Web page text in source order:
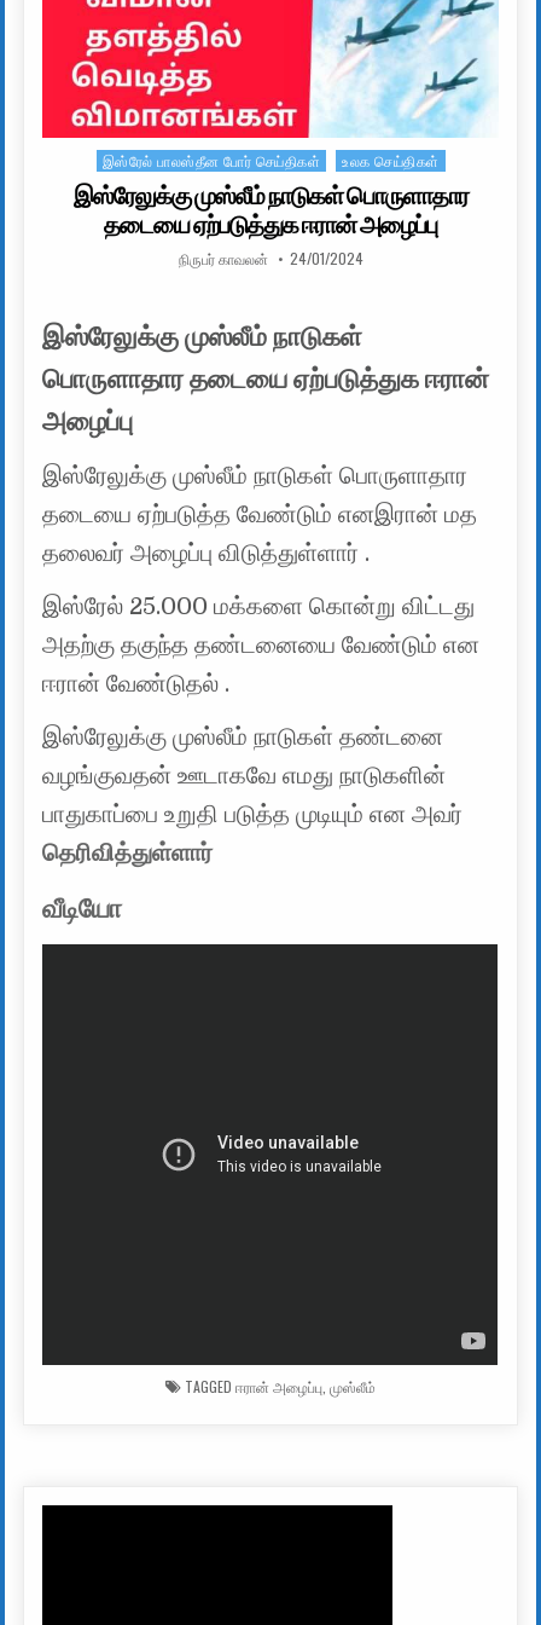
Posted in
இஸ்ரேல் பாலஸ்தீன போர் செய்திகள் உலக செய்திகள்
இஸ்ரேலுக்கு முஸ்லீம் நாடுகள் பொருளாதார
தடையை ஏற்படுத்துக ஈரான் அழைப்பு
AUTHOR:
நிருபர் காவலன் PUBLISHED DATE:
24/01/2024
இஸ்ரேலுக்கு முஸ்லீம் நாடுகள்
பொருளாதார தடையை ஏற்படுத்துக ஈரான்
அழைப்பு
இஸ்ரேலுக்கு முஸ்லீம் நாடுகள் பொருளாதார
தடையை ஏற்படுத்த வேண்டும் எனஇரான் மத
தலைவர் அழைப்பு விடுத்துள்ளார் .
இஸ்ரேல் 25.000 மக்களை கொன்று விட்டது
அதற்கு தகுந்த தண்டனையை வேண்டும் என
ஈரான் வேண்டுதல் .
இஸ்ரேலுக்கு முஸ்லீம் நாடுகள் தண்டனை
வழங்குவதன் ஊடாகவே எமது நாடுகளின்
பாதுகாப்பை உறுதி படுத்த முடியும் என அவர்
தெரிவித்துள்ளார்
வீடியோ
TAGGED ஈரான் அழைப்பு முஸ்லீம்